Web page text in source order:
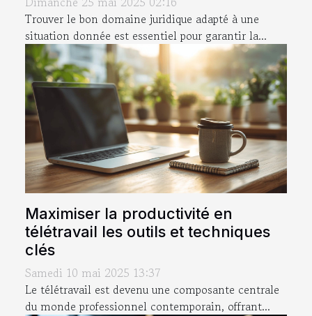
Trouver le bon domaine juridique adapté à une
situation donnée est essentiel pour garantir la...
Maximiser la productivité en
télétravail les outils et techniques
clés
Samedi 10 mai 2025 13:37
Le télétravail est devenu une composante centrale
du monde professionnel contemporain, offrant...